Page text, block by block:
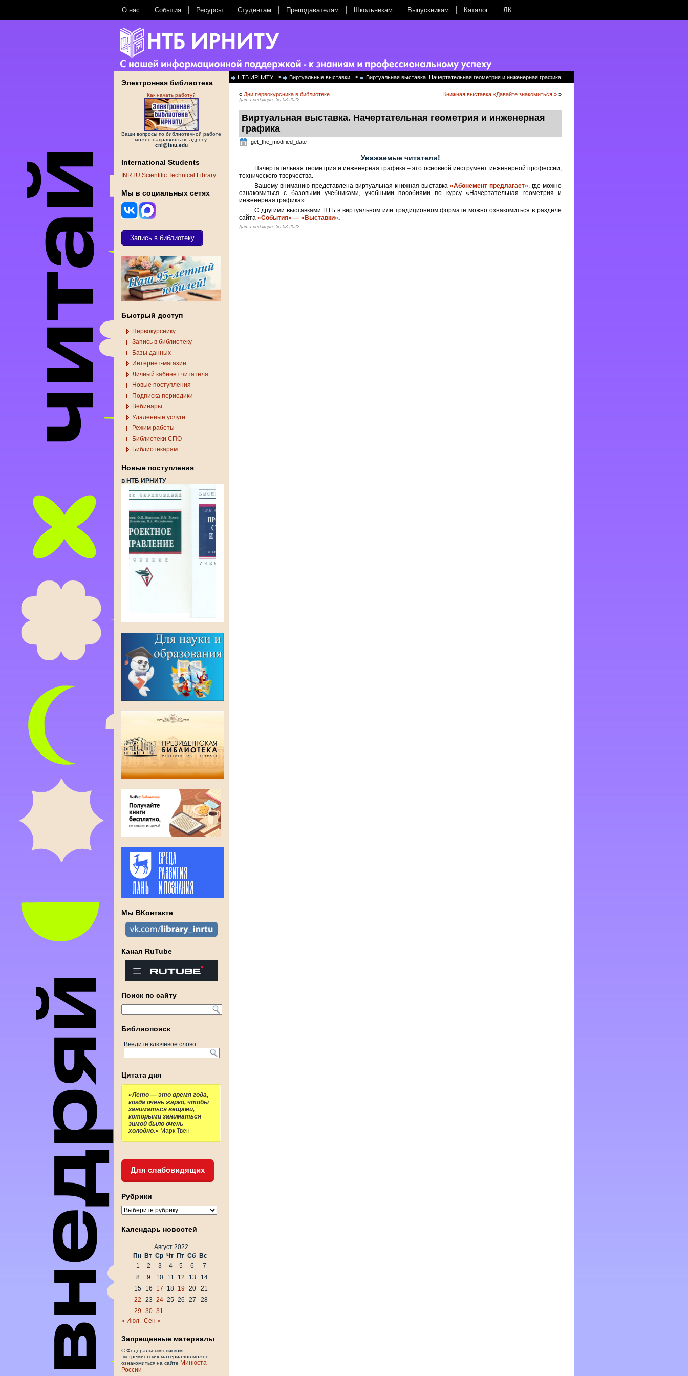
О нас События Ресурсы Студентам Преподавателям Школьникам Выпускникам Каталог ЛК
Электронная библиотека
Как начать работу?
Ваши вопросы по библиотечной работе
можно направлять по адресу:
cni@istu.edu
International Students
INRTU Scientific Technical Library
Мы в социальных сетях
Запись в библиотеку
Быстрый доступ
Первокурснику
Запись в библиотеку
Базы данных
Интернет-магазин
Личный кабинет читателя
Новые поступления
Подписка периодики
Вебинары
Удаленные услуги
Режим работы
Библиотеки СПО
Библиотекарям
Новые поступления
в НТБ ИРНИТУ
Мы ВКонтакте
Канал RuTube
Поиск по сайту
Библиопоиск
Введите ключевое слово:
Цитата дня
«Лето — это время года,
когда очень жарко, чтобы
заниматься вещами,
которыми заниматься
зимой было очень
холодно.» Марк Твен
Для слабовидящих
Рубрики
Рубрики
Календарь новостей
Август 2022
Пн Вт Ср Чт Пт Сб
Вс
1
2 3 4 5 6
7
8
9 10 11 12 13
14
15
16 17 18 19 20
21
22
23 24 25 26 27
28
29
30 31
« Июл
Сен »
Запрещенные материалы
С Федеральным списком
экстремистских материалов можно
ознакомиться на сайте Минюста
России
НТБ ИРНИТУ > Виртуальные выставки > Виртуальная выставка. Начертательная геометрия и инженерная графика
« Дни первокурсника в библиотеке Книжная выставка «Давайте знакомиться!» »
Дата редакции: 30.08.2022
Виртуальная выставка. Начертательная геометрия и инженерная
графика
get_the_modified_date
Уважаемые читатели!
Начертательная геометрия и инженерная графика – это основной инструмент инженерной профессии,
технического творчества.
Вашему вниманию представлена виртуальная книжная выставка«Абонемент предлагает», где можно
ознакомиться с базовыми учебниками, учебными пособиями по курсу «Начертательная геометрия и
инженерная графика».
С другими выставками НТБ в виртуальном или традиционном формате можно ознакомиться в разделе
сайта «События» — «Выставки».
Дата редакции: 30.08.2022